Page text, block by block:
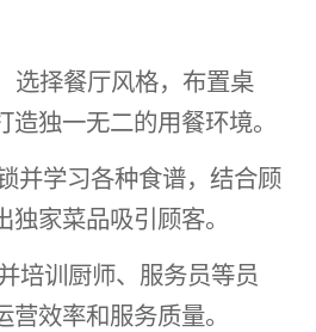
选择餐厅风格，布置桌
独一无二的用餐环境。
并学习各种食谱，结合顾
家菜品吸引顾客。
培训厨师、服务员等员
效率和服务质量。